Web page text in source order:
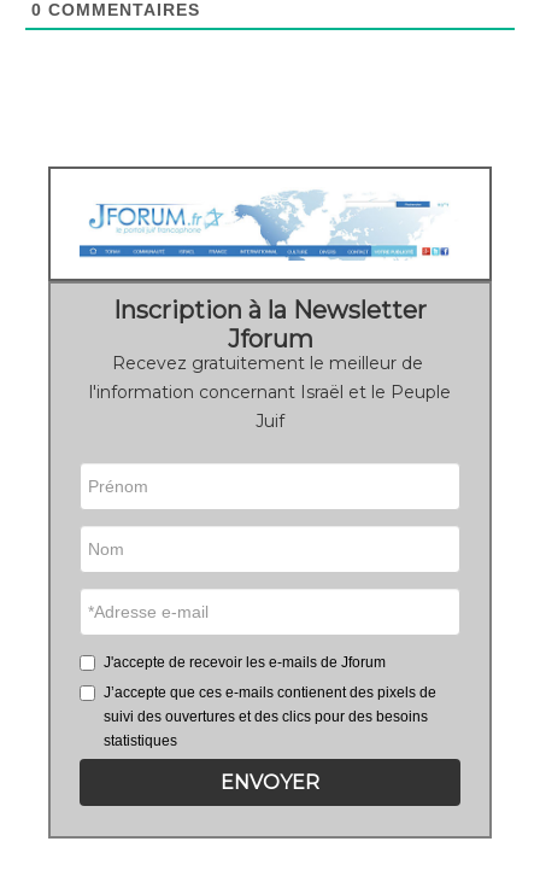
0 COMMENTAIRES
Inscription à la Newsletter
Jforum
Recevez gratuitement le meilleur de
l'information concernant Israël et le Peuple
Juif
J'accepte de recevoir les e-mails de Jforum
J’accepte que ces e-mails contienent des pixels de
suivi des ouvertures et des clics pour des besoins
statistiques
ENVOYER